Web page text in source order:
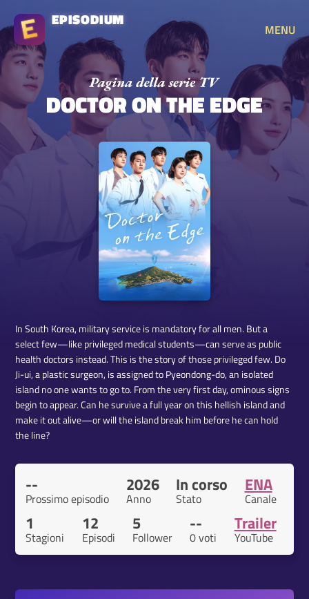
EPISODIUM
MENU
DOCTOR ON THE EDGE
In South Korea, military service is mandatory for all men. But a
select few—like privileged medical students—can serve as public
health doctors instead. This is the story of those privileged few. Do
Ji-ui, a plastic surgeon, is assigned to Pyeondong-do, an isolated
island no one wants to go to. From the very first day, ominous signs
begin to appear. Can he survive a full year on this hellish island and
make it out alive—or will the island break him before he can hold
the line?
--
Prossimo episodio
2026
Anno
In corso
Stato
ENA
Canale
1
Stagioni
12
Episodi
5
Follower
--
0 voti
Trailer
YouTube